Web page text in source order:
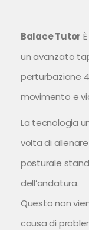
Balace Tutor
un avanzato
perturbazione
movimento e
La tecnologia
volta di
posturale
dell’andatura.
Questo non
causa di